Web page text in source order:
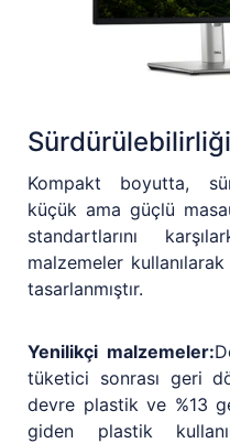
Kompakt boyutta,
küçük ama güçlü
standartlarını
malzemeler
tasarlanmıştır.
Yenilikçi malzemeler:
tüketici sonrası geri
devre plastik ve %13
giden plastik